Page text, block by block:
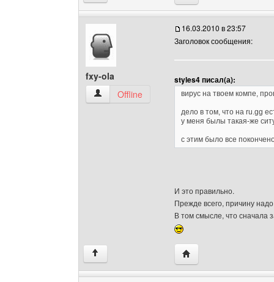
fxy-ola
fxy-ola Посмотреть профиль
Offline
16.03.2010 в 23:57
Заголовок сообщения:
styles4 писал(а):
вирус на твоем компе,
дело в том, что на ru.gg
у меня былы такая-же
с этим было все
И это правильно.
Прежде всего, причину
В том смысле, что сначала
↑ Посетить сайт